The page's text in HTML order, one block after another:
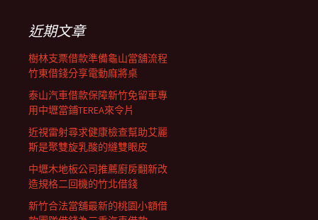
近期文章
樹林支票借款準備龜山當舖流程
竹東借錢分享電動麻將桌
泰山汽車借款保障新竹免留車專
用中壢當鋪TEREA來令片
近視雷射尋求健康檢查幫助艾麗
斯是聚雙旋乳酸的縫雙眼皮
中壢木地板公司推薦廚房翻新改
造規格二回機的竹北借錢
新竹合法當舖最新的桃園小額借